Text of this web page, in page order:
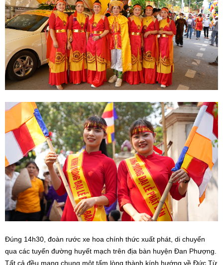
Đúng 14h30, đoàn rước xe hoa chính thức xuất phát, di chuyển
qua các tuyến đường huyết mạch trên địa bàn huyện Đan Phượng.
Tất cả đều mang chung một tấm lòng thành kính hướng về Đức Từ